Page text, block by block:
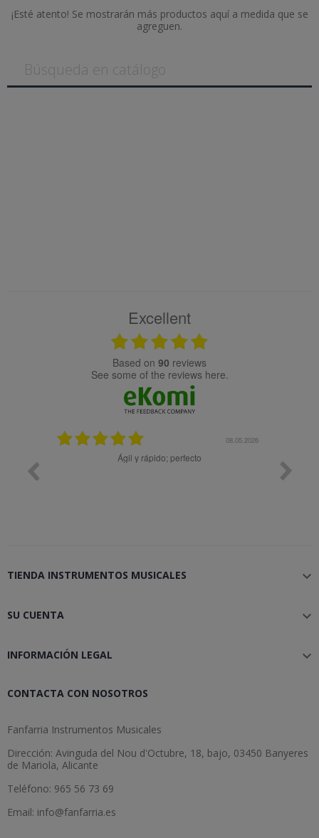
¡Esté atento! Se mostrarán más productos aquí a medida que se
agreguen.
Excellent
based on 90 reviews
see some of the reviews here.
08.05.2026
Ágil y rápido; perfecto
TIENDA INSTRUMENTOS MUSICALES 
SU CUENTA 
INFORMACIÓN LEGAL 
CONTACTA CON NOSOTROS
Fanfarria Instrumentos Musicales
Dirección: Avinguda del Nou d'Octubre, 18, bajo, 03450 Banyeres
de Mariola, Alicante
Teléfono: 965 56 73 69
Email: info@fanfarria.es